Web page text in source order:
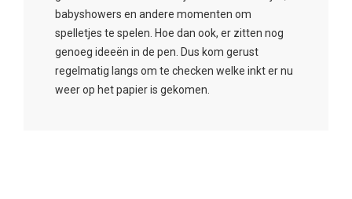
babyshowers en andere momenten om
spelletjes te spelen. Hoe dan ook, er zitten nog
genoeg ideeën in de pen. Dus kom gerust
regelmatig langs om te checken welke inkt er nu
weer op het papier is gekomen.